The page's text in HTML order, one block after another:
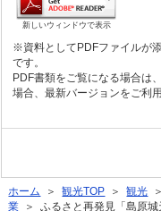
新しいウィンドウで表示
※資料としてPDFファイルが
です。
PDF書類をご覧になる場合は
場合、最新バージョンをご利
ホーム ＞観光TOP ＞観光
業 ＞ ふるさと再発見「島原城